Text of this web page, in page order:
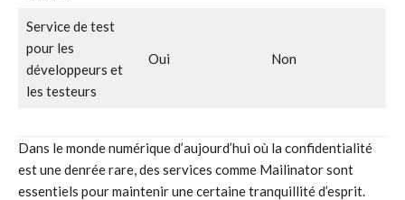
Service de test
pour les
développeurs et
les testeurs
Oui Non
Dans le monde numérique d’aujourd’hui où la confidentialité
est une denrée rare, des services comme Mailinator sont
essentiels pour maintenir une certaine tranquillité d’esprit.